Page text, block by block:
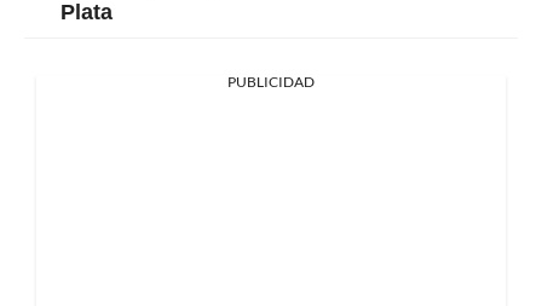
Plata
PUBLICIDAD